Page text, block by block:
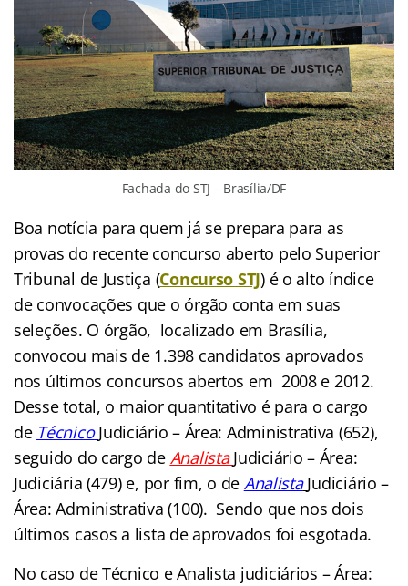
Fachada do STJ – Brasília/DF
Boa notícia para quem já se prepara para as
provas do recente concurso aberto pelo Superior
Tribunal de Justiça (Concurso STJ) é o alto índice
de convocações que o órgão conta em suas
seleções. O órgão, localizado em Brasília,
convocou mais de 1.398 candidatos aprovados
nos últimos concursos abertos em 2008 e 2012.
Desse total, o maior quantitativo é para o cargo
de Técnico Judiciário – Área: Administrativa (652),
seguido do cargo de Analista Judiciário – Área:
Judiciária (479) e, por fim, o de Analista Judiciário –
Área: Administrativa (100). Sendo que nos dois
últimos casos a lista de aprovados foi esgotada.
No caso de Técnico e Analista judiciários – Área: